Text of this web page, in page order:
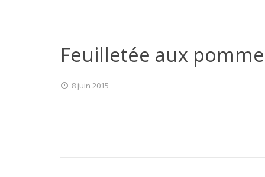
Feuilletée aux
8 juin 2015